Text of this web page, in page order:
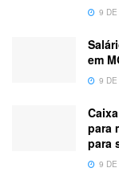
9
em
9
para
para
9